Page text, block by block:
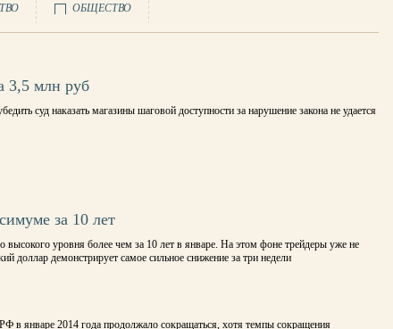
ОБЩЕСТВО
3,5 млн руб
суд наказать магазины шаговой доступности за нарушение закона не удается
за 10 лет
уровня более чем за 10 лет в январе. На этом фоне трейдеры уже не
доллар демонстрирует самое сильное снижение за три недели
в январе 2014 года продолжало сокращаться, хотя темпы сокращения